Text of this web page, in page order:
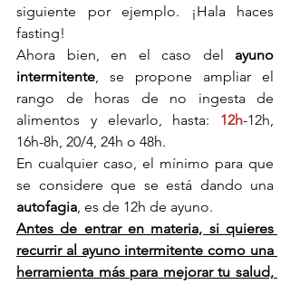
siguiente por ejemplo. ¡Hala haces
fasting!
Ahora bien, en el caso del ayuno
intermitente, se propone ampliar el
rango de horas de no ingesta de
alimentos y elevarlo, hasta: 12h-12h,
16h-8h, 20/4, 24h o 48h.
En cualquier caso, el mínimo para que
autofagia, es de 12h de ayuno.
Antes de entrar en materia, si quieres
recurrir al ayuno intermitente como una
herramienta más para mejorar tu salud,